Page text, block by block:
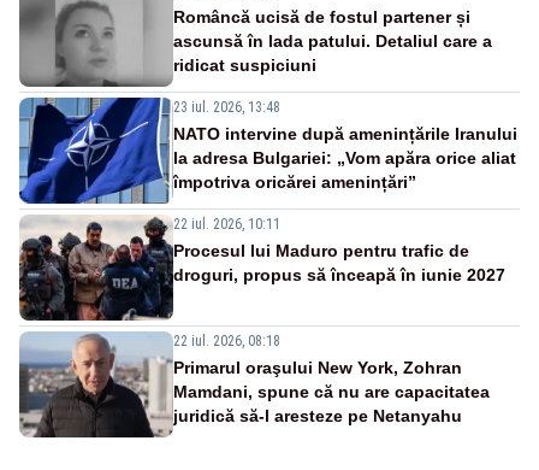
Româncă ucisă de fostul partener și
ascunsă în lada patului. Detaliul care a
ridicat suspiciuni
23 iul. 2026, 13:48
NATO intervine după amenințările Iranului
la adresa Bulgariei: „Vom apăra orice aliat
împotriva oricărei amenințări”
22 iul. 2026, 10:11
Procesul lui Maduro pentru trafic de
droguri, propus să înceapă în iunie 2027
22 iul. 2026, 08:18
Primarul oraşului New York, Zohran
Mamdani, spune că nu are capacitatea
juridică să-l aresteze pe Netanyahu